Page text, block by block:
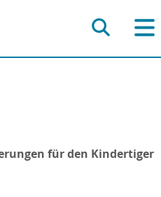
für den Kindertiger